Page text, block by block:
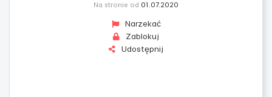
Na stronie od 01.07.2020
Narzekać
Zablokuj
Udostępnij